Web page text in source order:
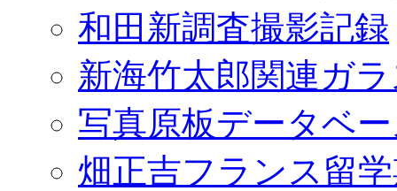
和田新調査撮影記録
新海竹太郎関連ガ
写真原板データベ
畑正吉フランス留